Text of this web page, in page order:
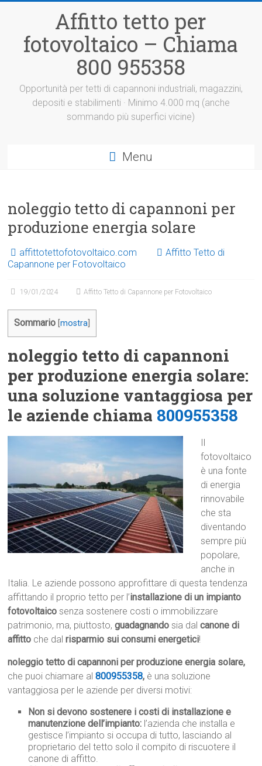
Affitto tetto per
fotovoltaico – Chiama
800 955358
Opportunità per tetti di capannoni industriali, magazzini,
depositi e stabilimenti · Minimo 4.000 mq (anche
sommando più superfici vicine)
Menu
noleggio tetto di capannoni per
produzione energia solare
affittotettofotovoltaico.com
Affitto Tetto di
Capannone per Fotovoltaico
19/01/2024 Affitto Tetto di Capannone per Fotovoltaico
Sommario [mostra
noleggio tetto di capannoni
per produzione energia solare:
una soluzione vantaggiosa per
le aziende chiama 800955358
fotovoltaico
è una fonte
di energia
rinnovabile
che sta
diventando
sempre più
popolare,
anche in
Italia. Le aziende possono approfittare di questa tendenza
affittando il proprio tetto per l’installazione di un impianto
fotovoltaico senza sostenere costi o immobilizzare
patrimonio, ma, piuttosto,guadagnando sia dalcanone di
affitto che dalrisparmio sui consumi energetici!
noleggio tetto di capannoni per produzione energia solare,
che puoi chiamare al800955358, è una soluzione
vantaggiosa per le aziende per diversi motivi:
Non si devono sostenere i costi di installazione e
manutenzione dell’impianto: l’azienda che installa e
gestisce l’impianto si occupa di tutto, lasciando al
proprietario del tetto solo il compito di riscuotere il
canone di affitto.